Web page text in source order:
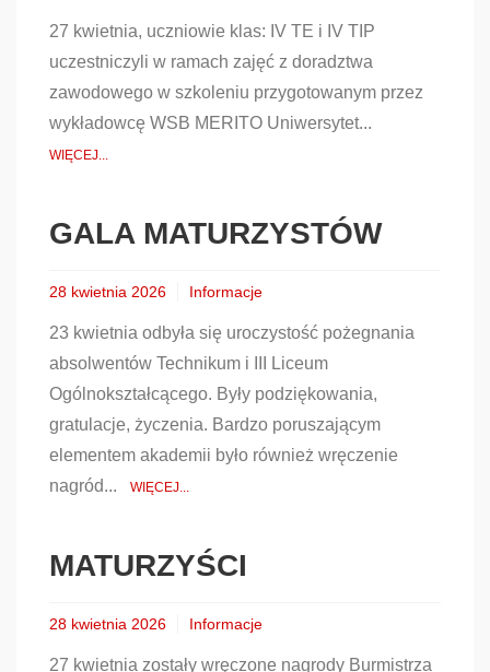
27 kwietnia, uczniowie klas: IV TE i IV TIP
uczestniczyli w ramach zajęć z doradztwa
zawodowego w szkoleniu przygotowanym przez
wykładowcę WSB MERITO Uniwersytet...
WIĘCEJ...
GALA MATURZYSTÓW
28 kwietnia 2026 Informacje
23 kwietnia odbyła się uroczystość pożegnania
absolwentów Technikum i III Liceum
Ogólnokształcącego. Były podziękowania,
gratulacje, życzenia. Bardzo poruszającym
elementem akademii było również wręczenie
nagród...
WIĘCEJ...
MATURZYŚCI
28 kwietnia 2026 Informacje
27 kwietnia zostały wręczone nagrody Burmistrza